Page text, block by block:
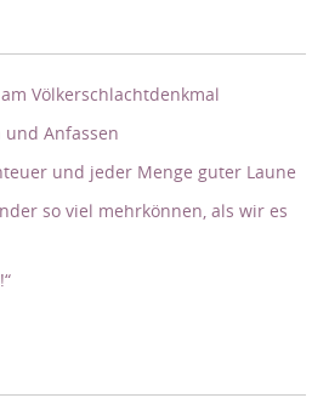
Völkerschlachtdenkmal
Anfassen
und jeder Menge guter Laune
so viel mehrkönnen, als wir es